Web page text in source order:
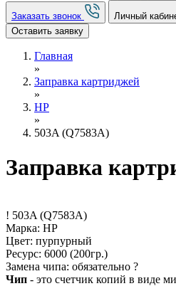
Заказать звонок
Личный
Оставить заявку
Главная
»
Заправка картриджей
»
HP
»
503A (Q7583A)
Заправка
! 503A (Q7583A)
Марка: HP
Цвет: пурпурный
Ресурс: 6000 (200гр.)
Замена чипа: обязательно ?
Чип - это счетчик копий в виде